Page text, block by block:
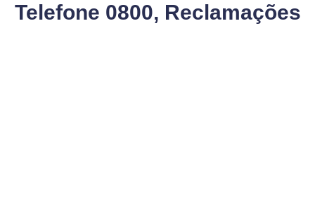
Telefone 0800, Reclamações